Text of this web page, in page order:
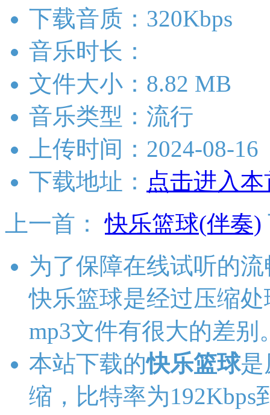
下载音质：320Kbps
音乐时长：
文件大小：8.82 MB
音乐类型：流行
上传时间：2024-08-16
下载地址： 点击进入
上一首：
快乐篮球(伴奏)
为了保障在线试听的
快乐篮球是经过压缩
mp3文件有很大的差别
本站下载的快乐篮球是
缩，比特率为192Kbps